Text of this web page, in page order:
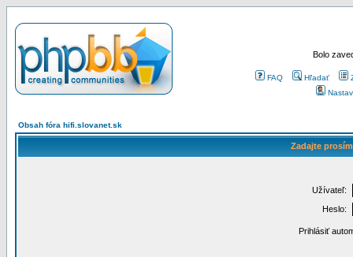
Bolo
FAQ Hľadať
Obsah fóra hifi.slovanet.sk
Zadajte
Užívateľ:
Heslo:
Prihlásiť